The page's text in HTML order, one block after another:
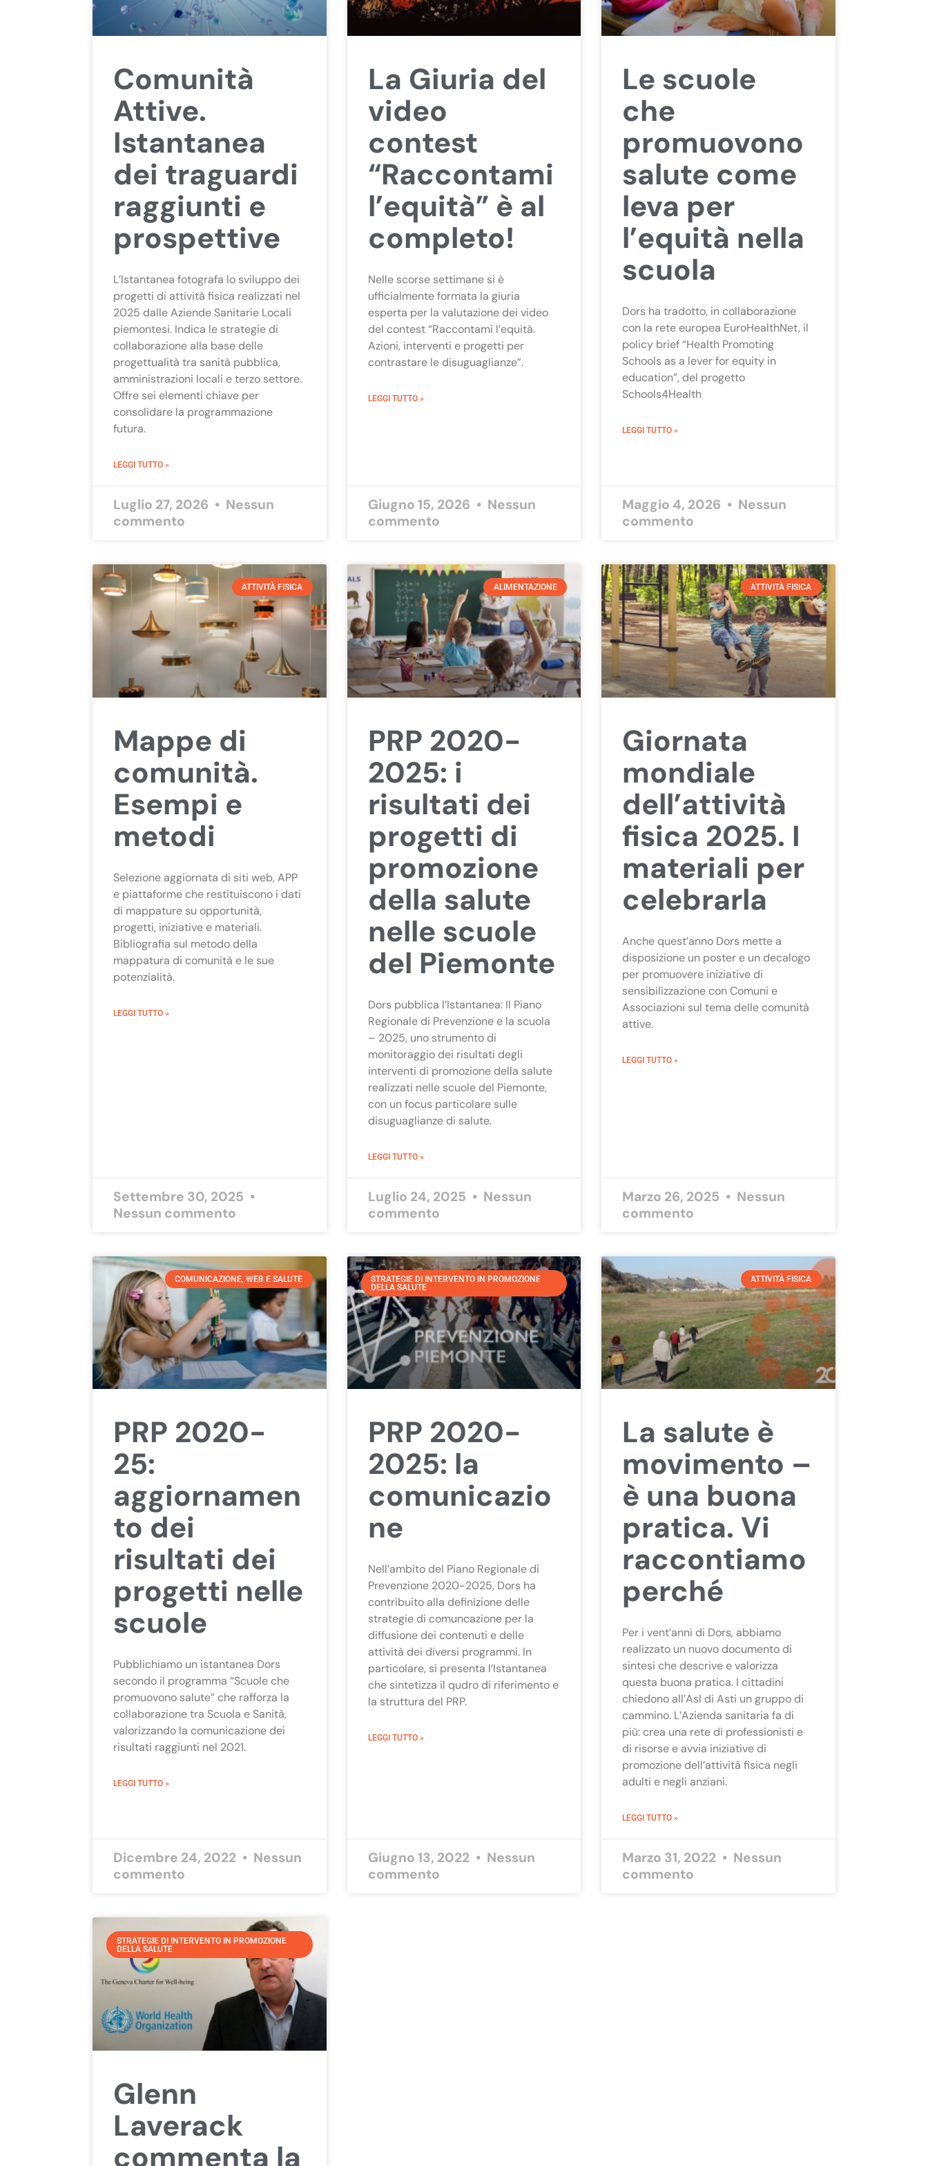
Comunità
Attive.
Istantanea
dei traguardi
raggiunti e
prospettive
L’Istantanea fotografa lo sviluppo dei
progetti di attività fisica realizzati nel
2025 dalle Aziende Sanitarie Locali
piemontesi. Indica le strategie di
collaborazione alla base delle
progettualità tra sanità pubblica,
amministrazioni locali e terzo settore.
Offre sei elementi chiave per
consolidare la programmazione
futura.
LEGGI TUTTO »
Luglio 27, 2026
Nessun
commento
La Giuria del
video
contest
“Raccontami
l’equità” è al
completo!
Nelle scorse settimane si è
ufficialmente formata la giuria
esperta per la valutazione dei video
del contest “Raccontami l’equità.
Azioni, interventi e progetti per
contrastare le disuguaglianze”.
LEGGI TUTTO »
Giugno 15, 2026
Nessun
commento
Le scuole
che
promuovono
salute come
leva per
l’equità nella
scuola
Dors ha tradotto, in collaborazione
con la rete europea EuroHealthNet, il
policy brief “Health Promoting
Schools as a lever for equity in
education”, del progetto
Schools4Health
LEGGI TUTTO »
Maggio 4, 2026
Nessun
commento
ATTIVITÀ FISICA
Mappe di
comunità.
Esempi e
metodi
Selezione aggiornata di siti web, APP
e piattaforme che restituiscono i dati
di mappature su opportunità,
progetti, iniziative e materiali.
Bibliografia sul metodo della
mappatura di comunità e le sue
potenzialità.
LEGGI TUTTO »
Settembre 30, 2025
Nessun commento
ALIMENTAZIONE
PRP 2020-
2025: i
risultati dei
progetti di
promozione
della salute
nelle scuole
del Piemonte
Dors pubblica l’Istantanea: Il Piano
Regionale di Prevenzione e la scuola
– 2025, uno strumento di
monitoraggio dei risultati degli
interventi di promozione della salute
realizzati nelle scuole del Piemonte,
con un focus particolare sulle
disuguaglianze di salute.
LEGGI TUTTO »
Luglio 24, 2025
Nessun
commento
ATTIVITÀ FISICA
Giornata
mondiale
dell’attività
fisica 2025. I
materiali per
celebrarla
Anche quest’anno Dors mette a
disposizione un poster e un decalogo
per promuovere iniziative di
sensibilizzazione con Comuni e
Associazioni sul tema delle comunità
attive.
LEGGI TUTTO »
Marzo 26, 2025
Nessun
commento
COMUNICAZIONE, WEB E SALUTE
PRP 2020-
25:
aggiornamen
to dei
risultati dei
progetti nelle
scuole
Pubblichiamo un istantanea Dors
secondo il programma “Scuole che
promuovono salute” che rafforza la
collaborazione tra Scuola e Sanità,
valorizzando la comunicazione dei
risultati raggiunti nel 2021.
LEGGI TUTTO »
Dicembre 24, 2022
Nessun
commento
STRATEGIE DI INTERVENTO IN PROMOZIONE
DELLA SALUTE
PRP 2020-
2025: la
comunicazio
ne
Nell’ambito del Piano Regionale di
Prevenzione 2020-2025, Dors ha
contribuito alla definizione delle
strategie di comuncazione per la
diffusione dei contenuti e delle
attività dei diversi programmi. In
particolare, si presenta l’Istantanea
che sintetizza il qudro di riferimento e
la struttura del PRP.
LEGGI TUTTO »
Giugno 13, 2022
Nessun
commento
ATTIVITÀ FISICA
La salute è
movimento –
è una buona
pratica. Vi
raccontiamo
perché
Per i vent’anni di Dors, abbiamo
realizzato un nuovo documento di
sintesi che descrive e valorizza
questa buona pratica. I cittadini
chiedono all’Asl di Asti un gruppo di
cammino. L’Azienda sanitaria fa di
più: crea una rete di professionisti e
di risorse e avvia iniziative di
promozione dell’attività fisica negli
adulti e negli anziani.
LEGGI TUTTO »
Marzo 31, 2022
Nessun
commento
STRATEGIE DI INTERVENTO IN PROMOZIONE
DELLA SALUTE
Glenn
Laverack
commenta la